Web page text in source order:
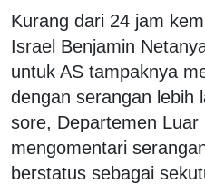
Kurang dari 24 jam
Israel Benjamin
untuk AS tampaknya
dengan serangan lebih
sore, Departemen Luar
mengomentari
berstatus sebagai